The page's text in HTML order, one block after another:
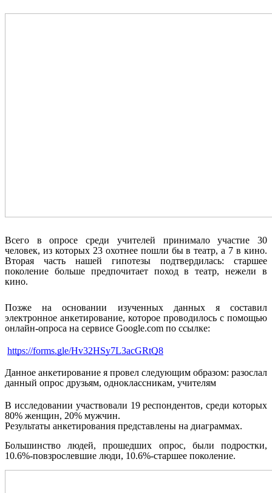
Всего в опросе среди учителей принимало участие 30
человек, из которых 23 охотнее пошли бы в театр, а 7 в кино.
Вторая часть нашей гипотезы подтвердилась: старшее
поколение больше предпочитает поход в театр, нежели в
кино.
Позже на основании изученных данных я составил
электронное анкетирование, которое проводилось с помощью
онлайн-опроса на сервисе Google.com по ссылке:
https://forms.gle/Hv32HSy7L3acGRtQ8
Данное анкетирование я провел следующим образом: разослал
данный опрос друзьям, одноклассникам, учителям
В исследовании участвовали 19 респондентов, среди которых
80% женщин, 20% мужчин.
Результаты анкетирования представлены на диаграммах.
Большинство людей, прошедших опрос, были подростки,
10.6%-повзрослевшие люди, 10.6%-старшее поколение.